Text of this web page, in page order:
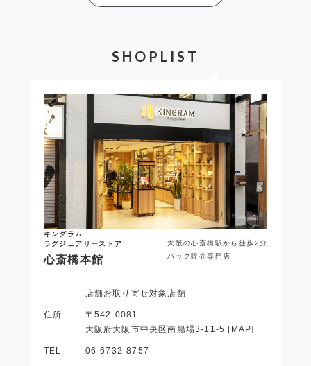
SHOPLIST
キングラム
ラグジュアリーストア
心斎橋本館
大阪の心斎橋駅から徒歩2分
バッグ販売専門店
店舗お取り寄せ対象店舗
住所
〒542-0081
大阪府大阪市中央区南船場3-11-5 [ MAP]
TEL 06-6732-8757